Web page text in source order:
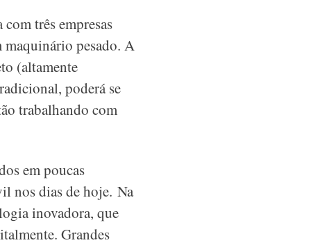
três empresas
maquinário pesado. A
(altamente
poderá se
trabalhando com
em poucas
nos dias de hoje. Na
inovadora, que
Grandes